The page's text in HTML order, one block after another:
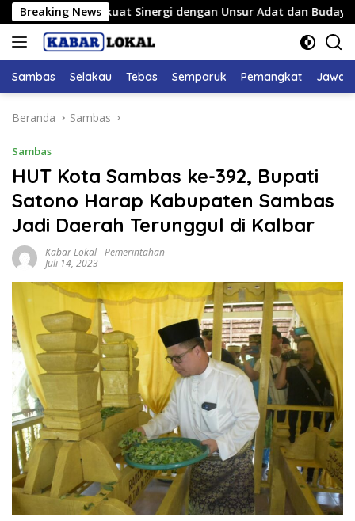
Langsung
ke
konten
Breaking News
Perkuat Sinergi dengan Unsur Adat dan Budaya
Sambas Selakau Tebas Semparuk Pemangkat Jawai
Beranda Sambas
Sambas
HUT Kota Sambas ke-392, Bupati
Satono Harap Kabupaten Sambas
Jadi Daerah Terunggul di Kalbar
Kabar Lokal-Pemerintahan
Juli 14, 2023